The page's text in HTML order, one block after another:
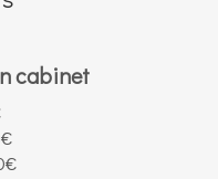
cabinet